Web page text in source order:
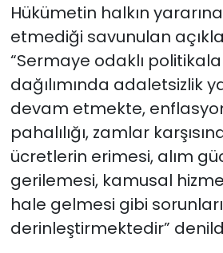
Hükümetin halkın
etmediği savunulan
“Sermaye odaklı
dağılımında adaletsizlik
devam etmekte,
pahalılığı, zamlar
ücretlerin erimesi, alım
gerilemesi, kamusal
hale gelmesi gibi sorunları
derinleştirmektedir”